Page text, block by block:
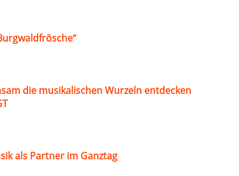
die musikalischen Wurzeln entdecken
als Partner im Ganztag